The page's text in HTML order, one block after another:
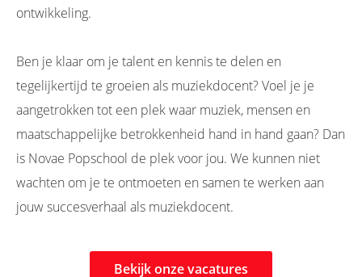
ontwikkeling.
Ben je klaar om je talent en kennis te delen en
tegelijkertijd te groeien als muziekdocent? Voel je je
aangetrokken tot een plek waar muziek, mensen en
maatschappelijke betrokkenheid hand in hand gaan? Dan
is Novae Popschool de plek voor jou. We kunnen niet
wachten om je te ontmoeten en samen te werken aan
jouw succesverhaal als muziekdocent.
Bekijk onze vacatures